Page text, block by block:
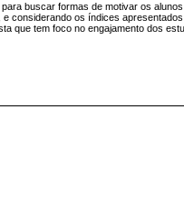
buscar formas de motivar os
considerando os índices
que tem foco no engajamento dos